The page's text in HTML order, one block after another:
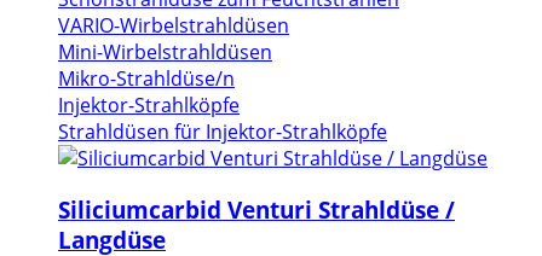
VARIO-Wirbelstrahldüsen
Mini-Wirbelstrahldüsen
Mikro-Strahldüse/n
Injektor-Strahlköpfe
Strahldüsen für Injektor-Strahlköpfe
Siliciumcarbid Venturi Strahldüse /
Langdüse